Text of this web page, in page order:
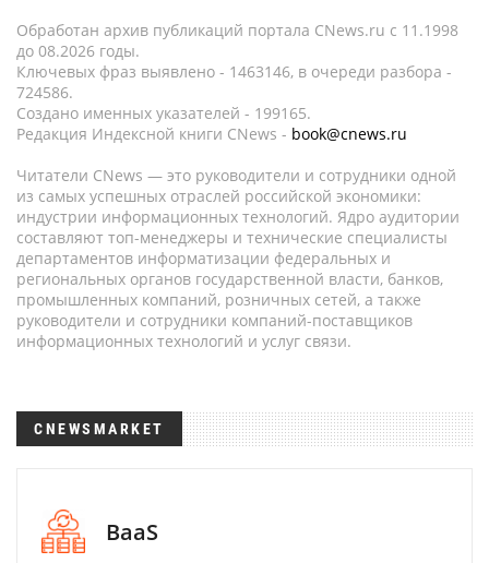
Обработан архив публикаций портала CNews.ru c 11.1998
до 08.2026 годы.
Ключевых фраз выявлено - 1463146, в очереди разбора -
724586.
Создано именных указателей - 199165.
Редакция Индексной книги CNews - book@cnews.ru
Читатели CNews — это руководители и сотрудники одной
из самых успешных отраслей российской экономики:
индустрии информационных технологий. Ядро аудитории
составляют топ-менеджеры и технические специалисты
департаментов информатизации федеральных и
региональных органов государственной власти, банков,
промышленных компаний, розничных сетей, а также
руководители и сотрудники компаний-поставщиков
информационных технологий и услуг связи.
CNEWSMARKET
BaaS